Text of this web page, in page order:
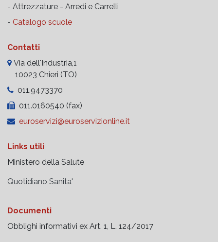
- Attrezzature - Arredi e Carrelli
- Catalogo scuole
Contatti
Via dell'Industria,1
10023 Chieri (TO)
011.9473370
011.0160540 (fax)
euroservizi@euroservizionline.it
Links utili
Ministero della Salute
Quotidiano Sanita'
Documenti
Obblighi informativi ex Art. 1, L. 124/2017